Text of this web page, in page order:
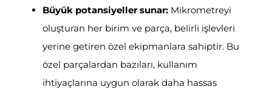
Büyük potansiyeller sunar:Mikrometreyi
oluşturan her birim ve parça, belirli işlevleri
yerine getiren özel ekipmanlara sahiptir. Bu
özel parçalardan bazıları, kullanım
ihtiyaçlarına uygun olarak daha hassas